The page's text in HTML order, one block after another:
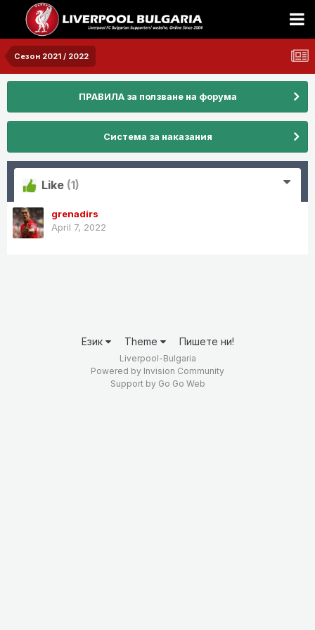
Сезон 2021 / 2022
ПРАВИЛА за ползване на форума
Система за наказания
Like (1)
grenadirs
April 7, 2022
Език Theme Пишете ни!
Liverpool-Bulgaria
Powered by Invision Community
Support by Go Go Web